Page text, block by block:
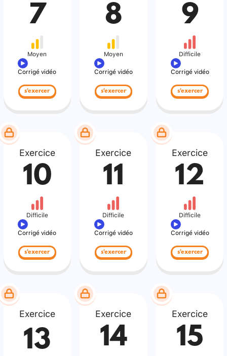
7
Moyen
Corrigé vidéo
s'exercer
8
Moyen
Corrigé vidéo
s'exercer
9
Difficile
Corrigé vidéo
s'exercer
Exercice
10
Difficile
Corrigé vidéo
s'exercer
Exercice
11
Difficile
Corrigé vidéo
s'exercer
Exercice
12
Difficile
Corrigé vidéo
s'exercer
Exercice
13
Exercice
14
Exercice
15